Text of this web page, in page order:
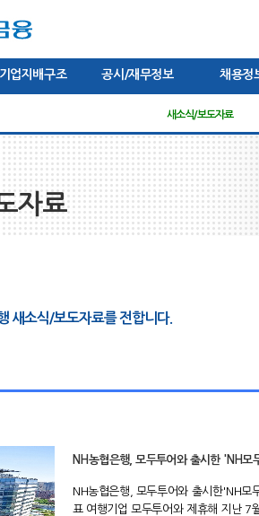
경영전략 연혁
기업지배구조
이사회 공시
공시/재무정보
감사보고서
채용정
채용절차
새소식/보도자료
자료
새소식/보도자료를 전합니다.
NH농협은행, 모두투어와 출시한 'NH
NH농협은행, 모두투어와 출시한'NH모
표 여행기업 모두투어와 제휴해 지난 7